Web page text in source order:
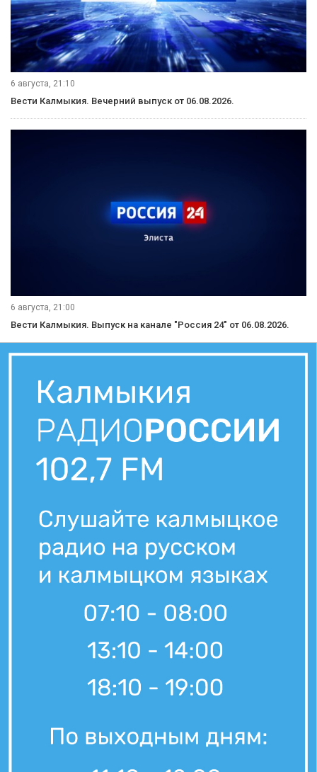
6 августа, 21:10
Вести Калмыкия. Вечерний выпуск от 06.08.2026.
6 августа, 21:00
Вести Калмыкия. Выпуск на канале "Россия 24" от 06.08.2026.